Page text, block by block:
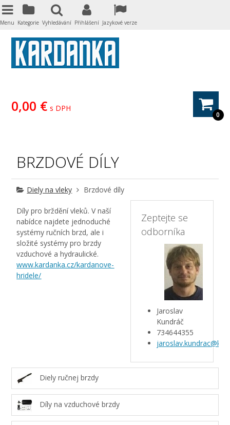
0
0,00 € s DPH
BRZDOVÉ DÍLY
Diely na vleky Brzdové díly
Zeptejte se
odborníka
Jaroslav
Kundráč
734644355
Díly pro brždění vleků. V naší
nabídce najdete jednoduché
systémy ručních brzd, ale i
složité systémy pro brzdy
vzduchové a hydraulické.
www.kardanka.cz/kardanove-
hridele/
Diely ručnej brzdy
Díly na vzduchové brzdy
Menu Kategorie Vyhledávání Přihlášení Jazykové verze